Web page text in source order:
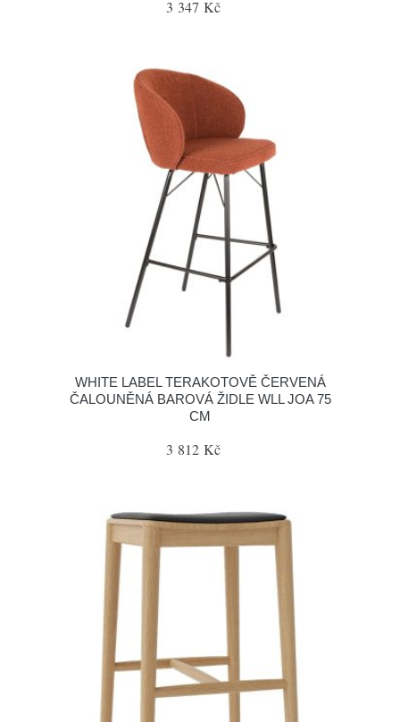
3 347 Kč
WHITE LABEL TERAKOTOVĚ ČERVENÁ
ČALOUNĚNÁ BAROVÁ ŽIDLE WLL JOA 75
CM
3 812 Kč